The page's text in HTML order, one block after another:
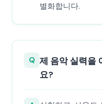
별화합니다.
Q 제 음악 실력을
요?